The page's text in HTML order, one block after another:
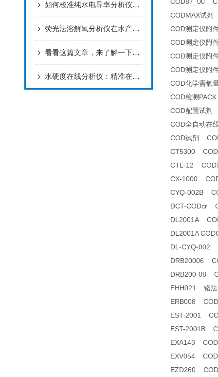
如何校准纯水电导率分析仪以确保其测量精度？
荧光法溶解氧分析仪在水产养殖中的应用
看看这篇文章，来了解一下氟离子浓度分析仪吧！
水硬度在线分析仪：精准在线检测，适配工业水质监测
CODMAX试
COD测定仪附
COD测定仪附
COD测定仪附
COD测定仪附
COD化学需氧
COD检测
COD配置试剂
COD全自动在
COD试剂
CT5300 COD
CTL-12 COD
CX-1000
CYQ-002B
DCT-CODcr
DL2001A
DL2001A
DL-CYQ-002
DRB20006
DRB200-08
EHH021 铬法
ERB008 COD
EST-2001
EST-2001B
EXA143 COD
EXV054 COD
EZD260